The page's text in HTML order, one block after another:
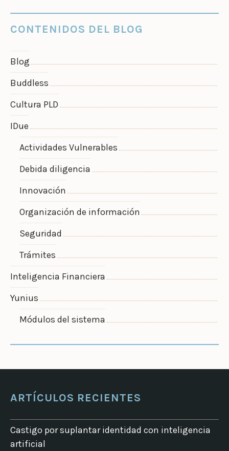
CONTENIDOS DEL BLOG
Blog
Buddless
Cultura PLD
IDue
Actividades Vulnerables
Debida diligencia
Innovación
Organización de información
Seguridad
Trámites
Inteligencia Financiera
Yunius
Módulos del sistema
ARTÍCULOS RECIENTES
Castigo por suplantar identidad con inteligencia
artificial